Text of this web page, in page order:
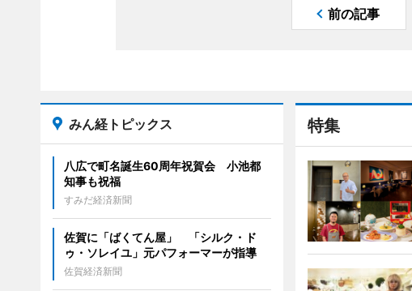
前の記事
特集
みん経トピックス
八広で町名誕生60周年祝賀会 小池都
知事も祝福
すみだ経済新聞
佐賀に「ばくてん屋」 「シルク・ド
ゥ・ソレイユ」元パフォーマーが指導
佐賀経済新聞